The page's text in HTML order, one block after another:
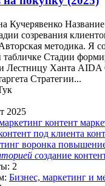
Кучерявенко
созревания
методика. Я
табличке Стадии
Лестницу Ханта
Стратегии...
2025
контент
под клиента
воронка
создание
2
Бизнес, маркетинг и